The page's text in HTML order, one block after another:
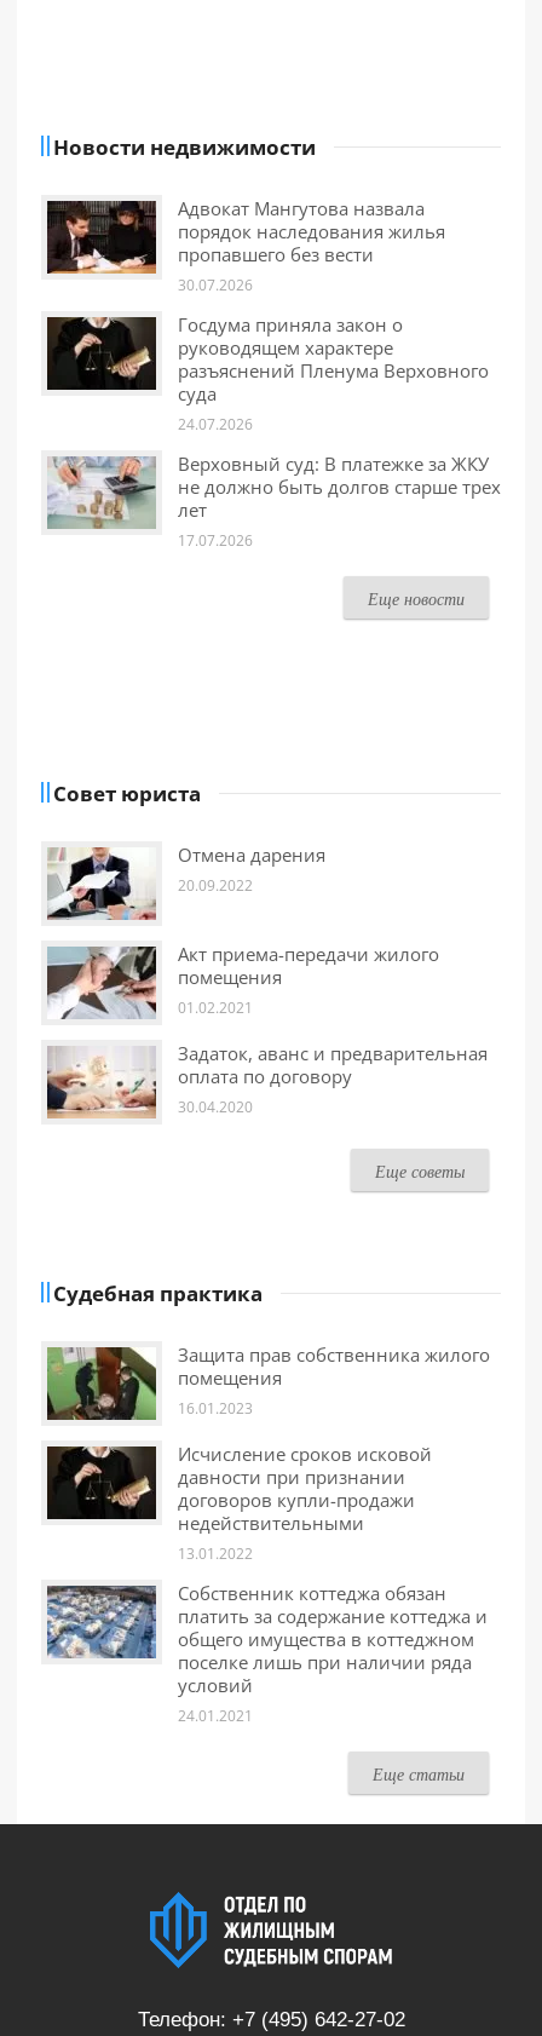
Новости недвижимости
Адвокат Мангутова назвала
порядок наследования жилья
пропавшего без вести
30.07.2026
Госдума приняла закон о
руководящем характере
разъяснений Пленума Верховного
суда
24.07.2026
Верховный суд: В платежке за ЖКУ
не должно быть долгов старше трех
лет
17.07.2026
Еще новости
Совет юриста
Отмена дарения
20.09.2022
Акт приема-передачи жилого
помещения
01.02.2021
Задаток, аванс и предварительная
оплата по договору
30.04.2020
Еще советы
Судебная практика
Защита прав собственника жилого
помещения
16.01.2023
Исчисление сроков исковой
давности при признании
договоров купли-продажи
недействительными
13.01.2022
Собственник коттеджа обязан
платить за содержание коттеджа и
общего имущества в коттеджном
поселке лишь при наличии ряда
условий
24.01.2021
Еще статьи
Телефон: +7 (495) 642-27-02